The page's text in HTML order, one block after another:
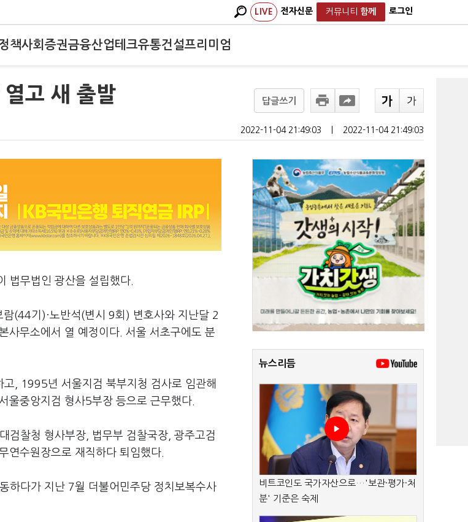
LIVE 전자신문 커뮤니티 함께 로그인
책사회 증권금융산업테크유통건설프리미엄
열고 새 출발 답글쓰기
2022-11-04 21:49:03 2022-11-04 21:49:03
법무법인 광산을 설립했다.
(44기)·노반석(변시 9회) 변호사와 지난달 2
사무소에서 열 예정이다. 서울 서초구에도 분
, 1995년 서울지검 북부지청 검사로 임관해
울중앙지검 형사5부장 등으로 근무했다.
검찰청 형사부장, 법무부 검찰국장, 광주고검
수원장으로 재직하다 퇴임했다.
하다가 지난 7월 더불어민주당 정치보복수사
뉴스리듬
비트코인도 국가자산으로…'보관·평가·처
분' 기준은 숙제